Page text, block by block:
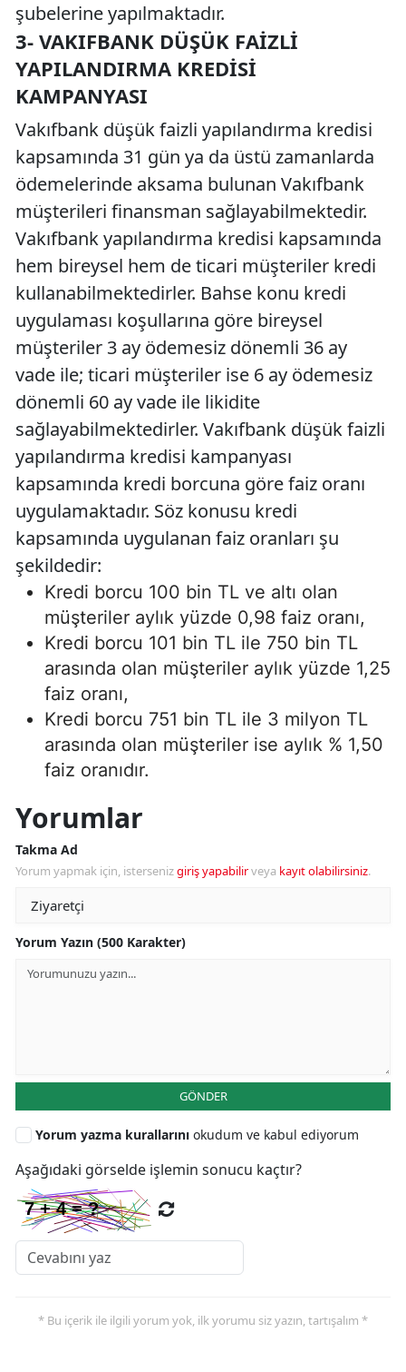
şubelerine yapılmaktadır.
3- VAKIFBANK DÜŞÜK FAIZLI
YAPILANDIRMA KREDISI
KAMPANYASI
Vakıfbank düşük faizli yapılandırma kredisi
kapsamında 31 gün ya da üstü zamanlarda
ödemelerinde aksama bulunan Vakıfbank
müşterileri finansman sağlayabilmektedir.
Vakıfbank yapılandırma kredisi kapsamında
hem bireysel hem de ticari müşteriler kredi
kullanabilmektedirler. Bahse konu kredi
uygulaması koşullarına göre bireysel
müşteriler 3 ay ödemesiz dönemli 36 ay
vade ile; ticari müşteriler ise 6 ay ödemesiz
dönemli 60 ay vade ile likidite
sağlayabilmektedirler. Vakıfbank düşük faizli
yapılandırma kredisi kampanyası
kapsamında kredi borcuna göre faiz oranı
uygulamaktadır. Söz konusu kredi
kapsamında uygulanan faiz oranları şu
şekildedir:
Kredi borcu 100 bin TL ve altı olan
müşteriler aylık yüzde 0,98 faiz oranı,
Kredi borcu 101 bin TL ile 750 bin TL
arasında olan müşteriler aylık yüzde 1,25
faiz oranı,
Kredi borcu 751 bin TL ile 3 milyon TL
arasında olan müşteriler ise aylık % 1,50
faiz oranıdır.
Yorumlar
Takma Ad
Yorum yapmak için, istersenizgiriş yapabilirveya kayıt olabilirsiniz.
Yorum Yazın (500 Karakter)
GÖNDER
Yorum yazma kurallarını okudum ve kabul ediyorum
Aşağıdaki görselde işlemin sonucu kaçtır?
* Bu içerik ile ilgili yorum yok, ilk yorumu siz yazın, tartışalım *